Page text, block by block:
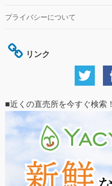
プライバシーについて
リンク
■近くの直売所を今すぐ検索！